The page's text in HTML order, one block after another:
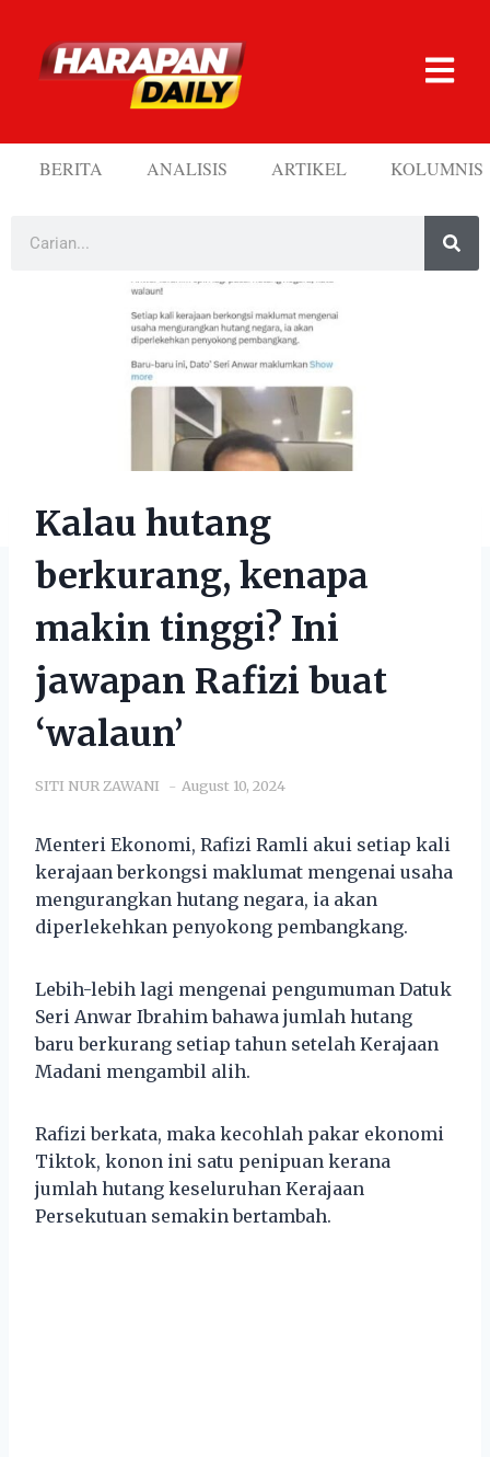
BERITA ANALISIS ARTIKEL KOLUMNIS
Kalau hutang
berkurang, kenapa
makin tinggi? Ini
jawapan Rafizi buat
‘walaun’
SITI NUR ZAWANI August 10, 2024
Menteri Ekonomi, Rafizi Ramli akui setiap kali
kerajaan berkongsi maklumat mengenai usaha
mengurangkan hutang negara, ia akan
diperlekehkan penyokong pembangkang.
Lebih-lebih lagi mengenai pengumuman Datuk
Seri Anwar Ibrahim bahawa jumlah hutang
baru berkurang setiap tahun setelah Kerajaan
Madani mengambil alih.
Rafizi berkata, maka kecohlah pakar ekonomi
Tiktok, konon ini satu penipuan kerana
jumlah hutang keseluruhan Kerajaan
Persekutuan semakin bertambah.